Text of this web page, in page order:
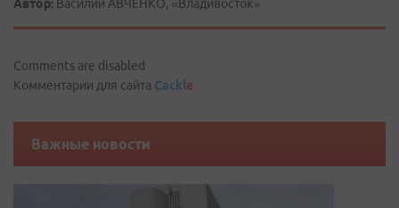
Автор: Василий АВЧЕНКО, «Владивосток»
Comments are disabled
Комментарии для сайта Cackle
Важные новости